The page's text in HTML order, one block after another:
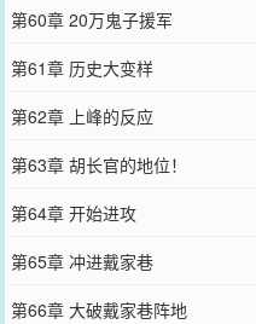
第60章 20万鬼子援军
第61章 历史大变样
第62章 上峰的反应
第63章 胡长官的地位！
第64章 开始进攻
第65章 冲进戴家巷
第66章 大破戴家巷阵地